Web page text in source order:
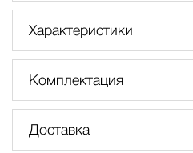
Характеристики
Комплектация
Доставка